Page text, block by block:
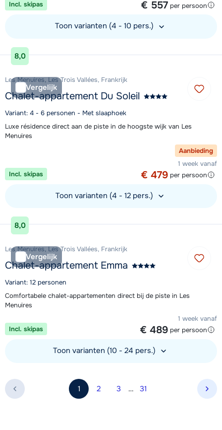
€ 557 per persoon
Incl. skipas
Toon varianten (4 - 10 pers.)
Bekijk accommodatie
8,0
Vergelijk
Les Menuires, Les Trois Vallées, Frankrijk
Chalet-appartement Du Soleil
Variant: 4 - 6 personen - Met slaaphoek
Luxe résidence direct aan de piste in de hoogste wijk van Les
Menuires
Aanbieding
1 week vanaf
€ 479 per persoon
Incl. skipas
Toon varianten (4 - 12 pers.)
Bekijk accommodatie
8,0
Vergelijk
Les Menuires, Les Trois Vallées, Frankrijk
Chalet-appartement Emma
Variant: 12 personen
Comfortabele chalet-appartementen direct bij de piste in Les
Menuires
1 week vanaf
€ 489 per persoon
Incl. skipas
Toon varianten (10 - 24 pers.)
1 2 3 … 31